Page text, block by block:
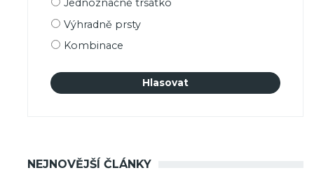
Jednoznačně trsátko
Výhradně prsty
Kombinace
NEJNOVĚJŠÍ ČLÁNKY